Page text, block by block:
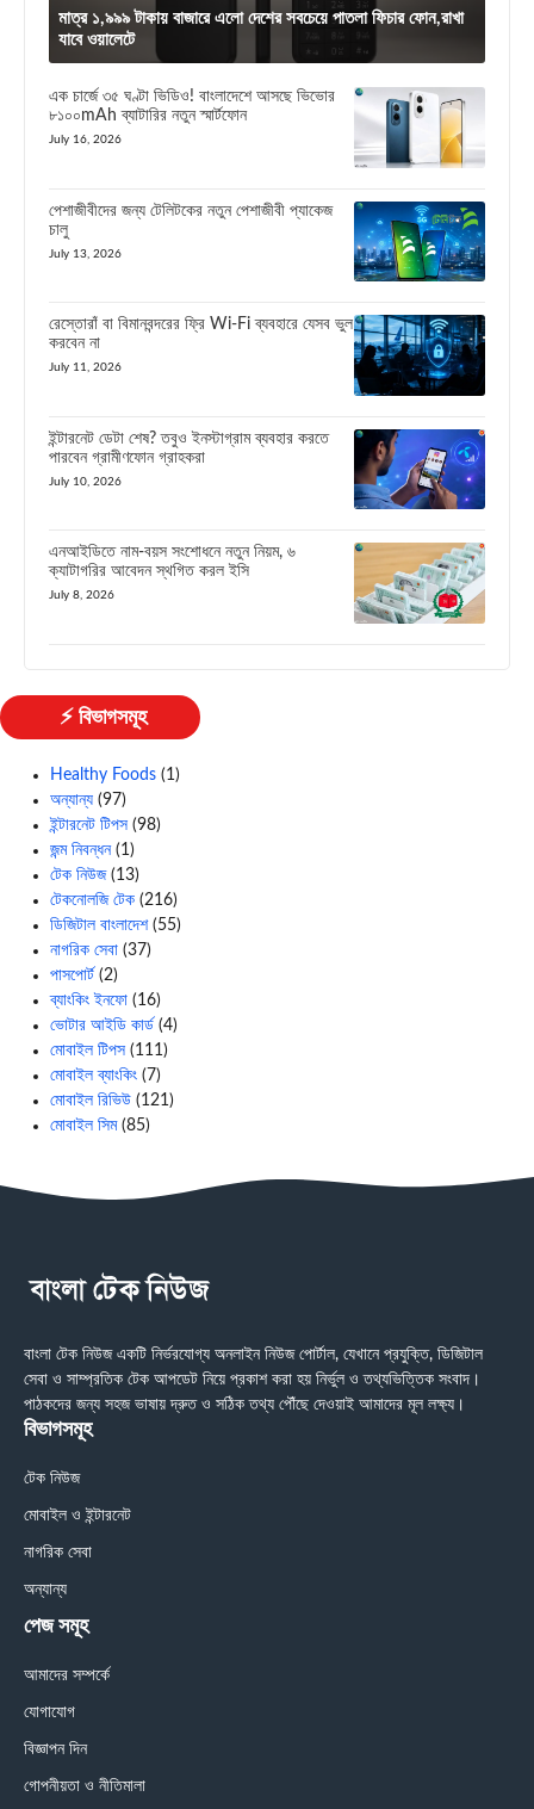
মাত্র ১,৯৯৯ টাকায় বাজারে এলো দেশের সবচেয়ে পাতলা ফিচার ফোন,রাখা
যাবে ওয়ালেটে
এক চার্জে ৩৫ ঘণ্টা ভিডিও! বাংলাদেশে আসছে ভিভোর
৮১০০mAh ব্যাটারির নতুন স্মার্টফোন
July 16, 2026
পেশাজীবীদের জন্য টেলিটকের নতুন পেশাজীবী প্যাকেজ
চালু
July 13, 2026
রেস্তোরাঁ বা বিমানবন্দরের ফ্রি Wi-Fi ব্যবহারে যেসব ভুল
করবেন না
July 11, 2026
ইন্টারনেট ডেটা শেষ? তবুও ইনস্টাগ্রাম ব্যবহার করতে
পারবেন গ্রামীণফোন গ্রাহকরা
July 10, 2026
এনআইডিতে নাম-বয়স সংশোধনে নতুন নিয়ম, ৬
ক্যাটাগরির আবেদন স্থগিত করল ইসি
July 8, 2026
⚡ বিভাগসমূহ
Healthy Foods (1)
অন্যান্য (97)
ইন্টারনেট টিপস (98)
জন্ম নিবন্ধন(1)
টেক নিউজ(13)
টেকনোলজি টেক (216)
ডিজিটাল বাংলাদেশ(55)
নাগরিক সেবা (37)
পাসপোর্ট (2)
ব্যাংকিং ইনফো (16)
ভোটার আইডি কার্ড (4)
মোবাইল টিপস (111)
মোবাইল ব্যাংকিং (7)
মোবাইল রিভিউ (121)
মোবাইল সিম(85)
বাংলা টেক নিউজ একটি নির্ভরযোগ্য অনলাইন নিউজ পোর্টাল, যেখানে প্রযুক্তি, ডিজিটাল
সেবা ও সাম্প্রতিক টেক আপডেট নিয়ে প্রকাশ করা হয় নির্ভুল ও তথ্যভিত্তিক সংবাদ।
পাঠকদের জন্য সহজ ভাষায় দ্রুত ও সঠিক তথ্য পৌঁছে দেওয়াই আমাদের মূল লক্ষ্য।
বিভাগসমূহ
টেক নিউজ
মোবাইল ও ইন্টারনেট
নাগরিক সেবা
অন্যান্য
পেজ সমূহ
আমাদের সম্পর্কে
যোগাযোগ
বিজ্ঞাপন দিন
গোপনীয়তা ও নীতিমালা